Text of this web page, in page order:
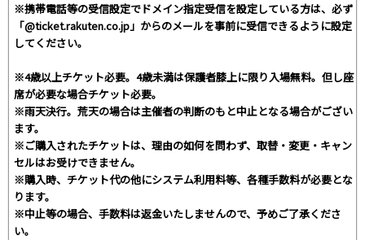
※携帯電話等の受信設定でドメイン指定受信を設定している方は、必ず
「@ticket.rakuten.co.jp」からのメールを事前に受信できるように設定
してください。
※4歳以上チケット必要。4歳未満は保護者膝上に限り入場無料。但し座
席が必要な場合チケット必要。
※雨天決行。荒天の場合は主催者の判断のもと中止となる場合がござい
ます。
※ご購入されたチケットは、理由の如何を問わず、取替・変更・キャン
セルはお受けできません。
※購入時、チケット代の他にシステム利用料等、各種手数料が必要とな
ります。
※中止等の場合、手数料は返金いたしませんので、予めご了承くださ
い。